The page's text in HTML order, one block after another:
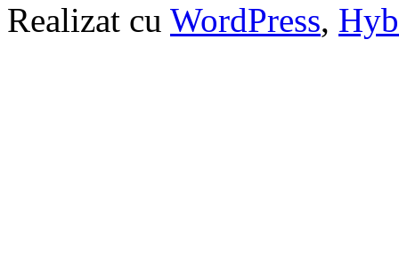
Realizat cu WordPress,